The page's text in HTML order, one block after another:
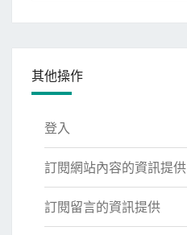
其他操作
登入
訂閱網站內容的資訊提供
訂閱留言的資訊提供